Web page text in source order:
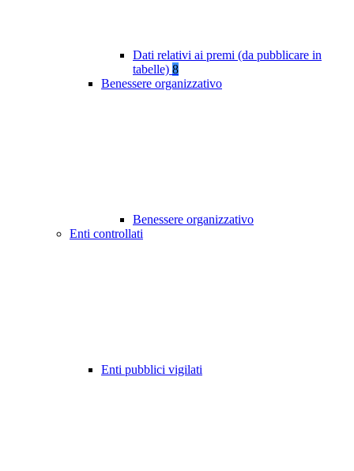
Dati relativi ai premi (da pubblicare in
tabelle) 8
Benessere organizzativo
Benessere organizzativo
Enti controllati
Enti pubblici vigilati